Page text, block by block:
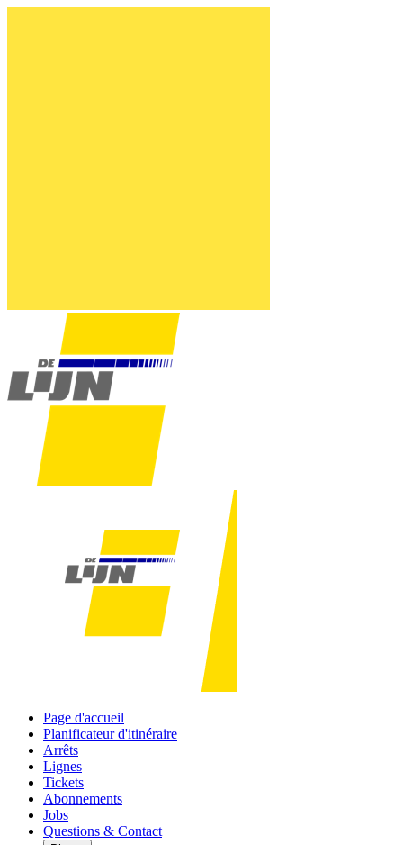
Page d'accueil
Planificateur d'itinéraire
Arrêts
Lignes
Tickets
Abonnements
Jobs
Questions & Contact